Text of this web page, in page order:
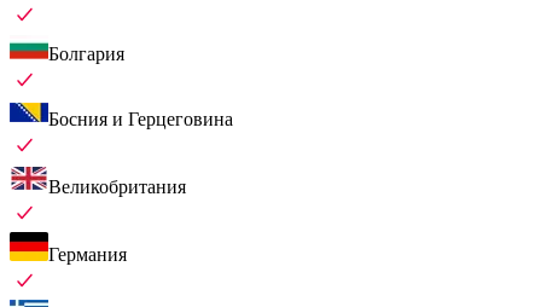
Болгария
Босния и Герцеговина
Великобритания
Германия